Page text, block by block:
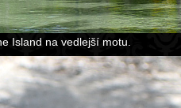
Island na vedlejší motu.